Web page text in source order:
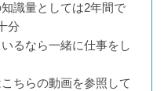
識量としては2年間で
分
るなら一緒に仕事をし
ちらの動画を参照して